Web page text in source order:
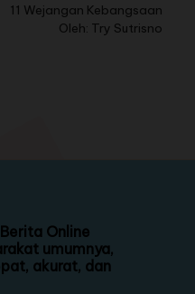
11 Wejangan Kebangsaan
Oleh: Try Sutrisno
Online
umumnya,
akurat, dan